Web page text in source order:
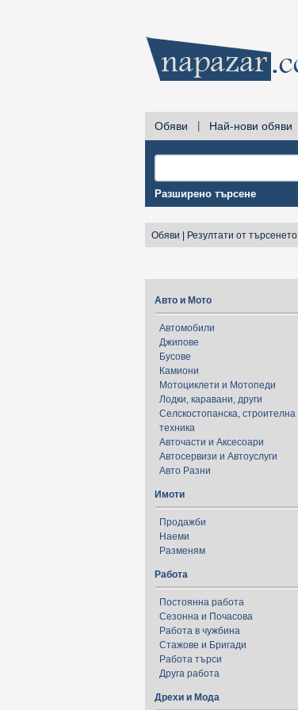
Обяви Най-нови обяви
Разширено търсене
Обяви Резултати от търсенето
Авто и Мото
Автомобили
Джипове
Бусове
Камиони
Мотоциклети и Мотопеди
Лодки, каравани, други
Селскостопанска, строителна
техника
Авточасти и Аксесоари
Автосервизи и Автоуслуги
Авто Разни
Имоти
Продажби
Наеми
Разменям
Работа
Постоянна работа
Сезонна и Почасова
Работа в чужбина
Стажове и Бригади
Работа търси
Друга работа
Дрехи и Мода